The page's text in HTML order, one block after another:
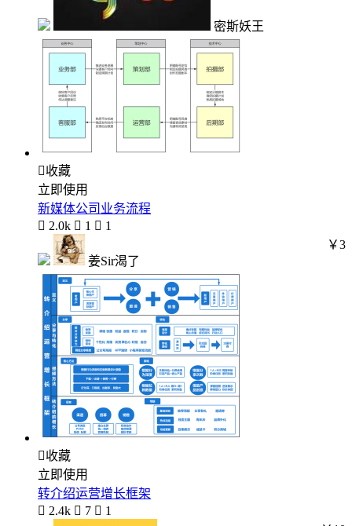
密斯妖王
收藏
立即使用
新媒体公司业务流程
 2.0k  1  1
姜Sir渴了
￥3
收藏
立即使用
转介绍运营增长框架
 2.4k  7  1